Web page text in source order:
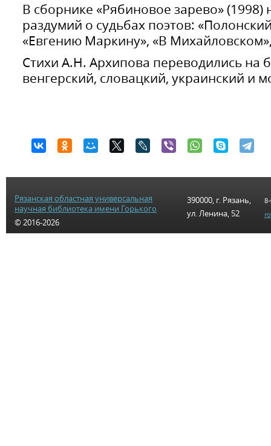
В сборнике «Рябиновое зарево»
раздумий о судьбах поэтов:
«Евгению Маркину», «В
Стихи А.Н. Архипова переводились на
венгерский, словацкий, украинский и
Рязанская областная универсальная
научная библиотека имени Горького
© 2016-2026
390000, г. Рязань,
ул. Ленина, 52